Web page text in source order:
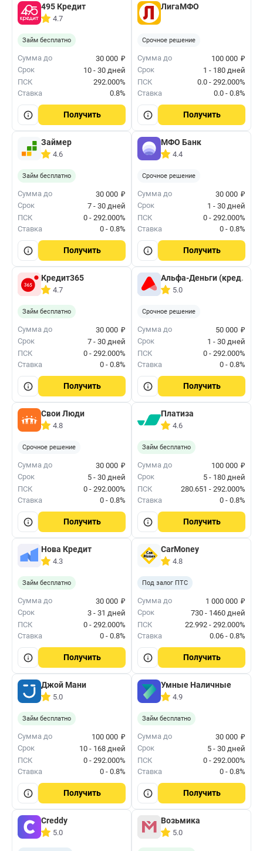
495 Кредит
4.7
Займ бесплатно
Сумма до 30 000 ₽
Срок
10 - 30 дней
ПСК
292.000%
Ставка
0.8%
Получить
ЛигаМФО
Срочное решение
Сумма до 100 000 ₽
Срок
1 - 180 дней
ПСК
0.0 - 292.000%
Ставка
0.0 - 0.8%
Получить
Займер
4.6
Займ бесплатно
Сумма до 30 000 ₽
Срок
7 - 30 дней
ПСК
0 - 292.000%
Ставка
0 - 0.8%
Получить
МФО Банк
4.4
Срочное решение
Сумма до 30 000 ₽
Срок
1 - 30 дней
ПСК
0 - 292.000%
Ставка
0 - 0.8%
Получить
Кредит365
4.7
Займ бесплатно
Сумма до 30 000 ₽
Срок
7 - 30 дней
ПСК
0 - 292.000%
Ставка
0 - 0.8%
Получить
Альфа-Деньги (кред.
5.0
Срочное решение
Сумма до 50 000 ₽
Срок
1 - 30 дней
ПСК
0 - 292.000%
Ставка
0 - 0.8%
Получить
Свои Люди
4.8
Срочное решение
Сумма до 30 000 ₽
Срок
5 - 30 дней
ПСК
0 - 292.000%
Ставка
0 - 0.8%
Получить
Платиза
4.6
Займ бесплатно
Сумма до 100 000 ₽
Срок
5 - 180 дней
ПСК
280.651 - 292.000%
Ставка
0 - 0.8%
Получить
Нова Кредит
4.3
Займ бесплатно
Сумма до 30 000 ₽
Срок
3 - 31 дней
ПСК
0 - 292.000%
Ставка
0 - 0.8%
Получить
CarMoney
4.8
Под залог ПТС
Сумма до 1 000 000 ₽
Срок
730 - 1460 дней
ПСК
22.992 - 292.000%
Ставка
0.06 - 0.8%
Получить
Джой Мани
5.0
Займ бесплатно
Сумма до 100 000 ₽
Срок
10 - 168 дней
ПСК
0 - 292.000%
Ставка
0 - 0.8%
Получить
Умные Наличные
4.9
Займ бесплатно
Сумма до 30 000 ₽
Срок
5 - 30 дней
ПСК
0 - 292.000%
Ставка
0 - 0.8%
Получить
Creddy
5.0
Возьмика
5.0